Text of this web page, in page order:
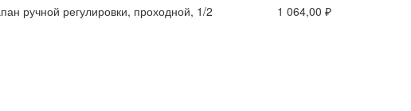
ручной регулировки, проходной, 1/2 1 064,00 ₽